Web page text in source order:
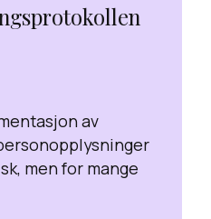
av
men for mange